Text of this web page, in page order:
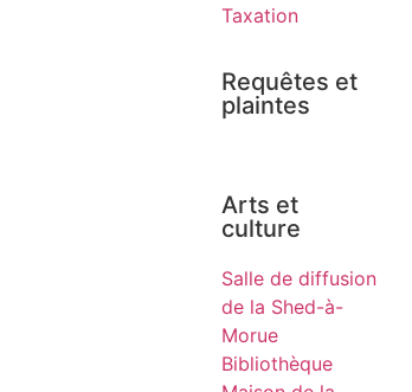
Taxation
Requêtes et
plaintes
Arts et
culture
Salle de diffusion
de la Shed-à-
Morue
Bibliothèque